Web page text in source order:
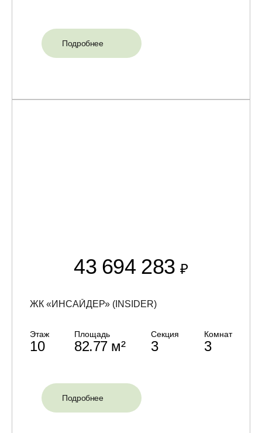
Подробнее
43 694 283₽
ЖК «ИНСАЙДЕР» (INSIDER)
Этаж
10
Площадь
82.77 м²
Секция
3
Комнат
3
Подробнее